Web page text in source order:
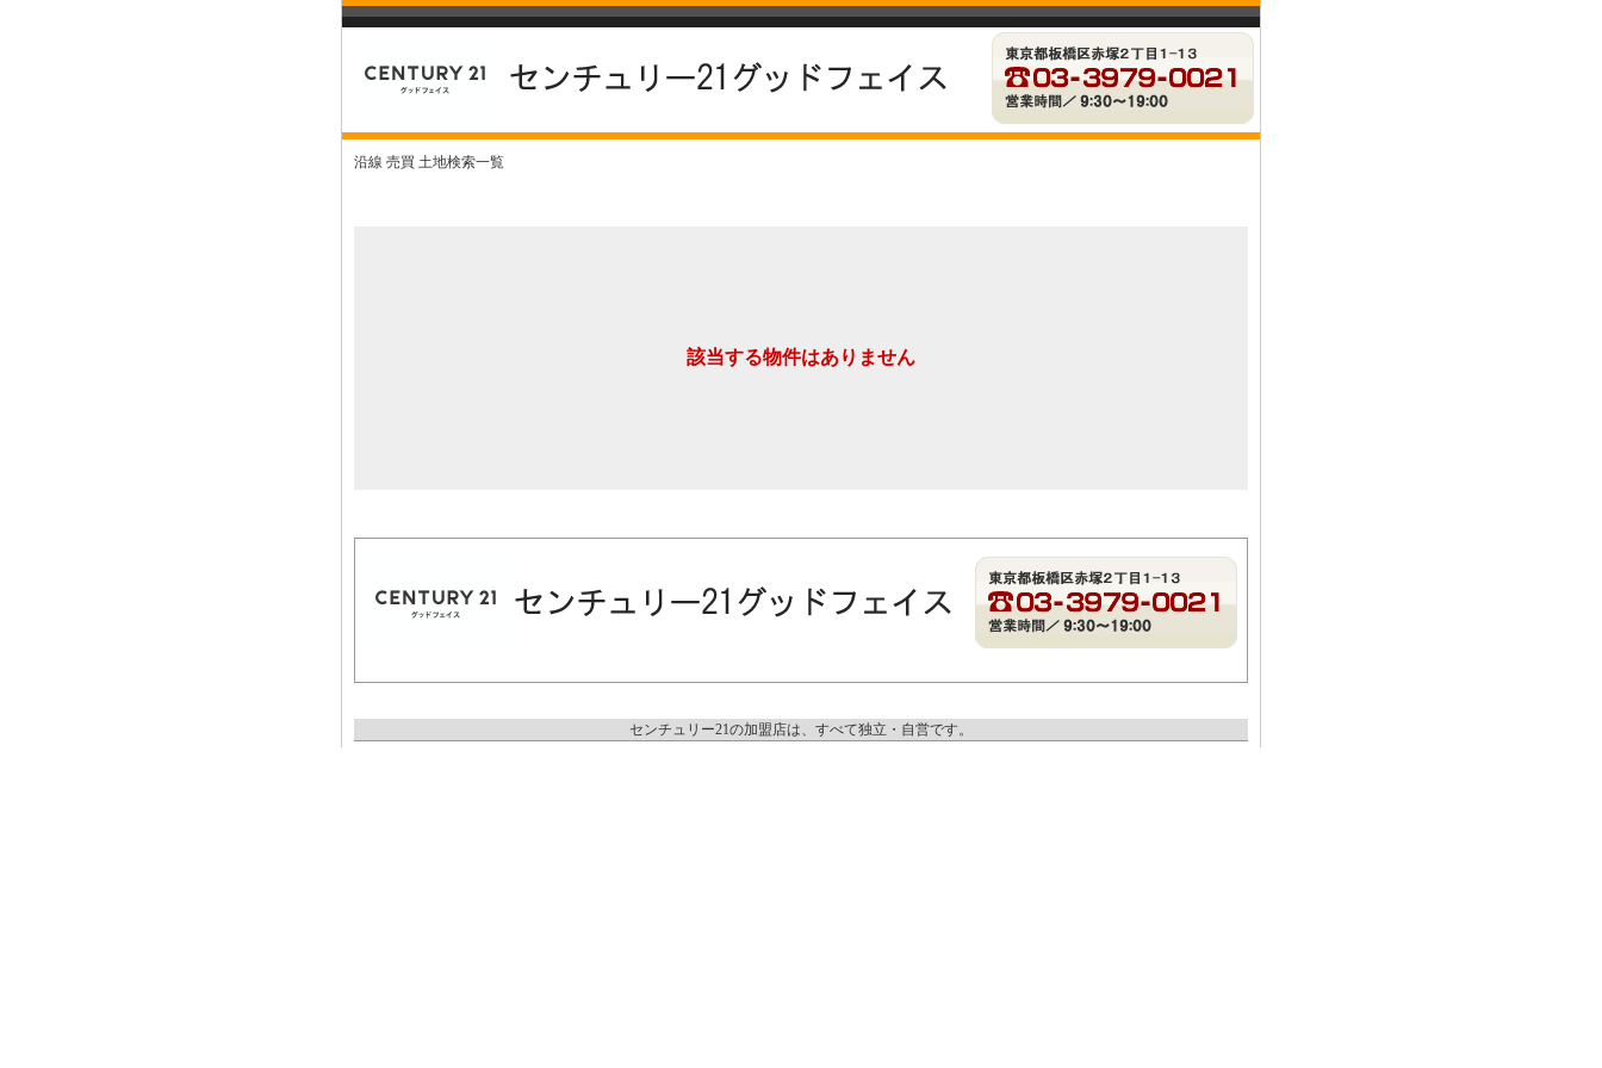
沿線 売買 土地検索一覧
該当する物件はありません
センチュリー21の加盟店は、すべて独立・自営です。